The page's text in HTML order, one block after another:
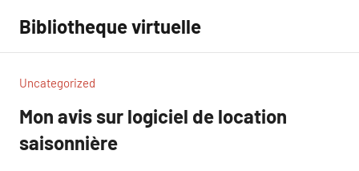
contenu
Bibliotheque virtuelle
Uncategorized
Mon avis sur logiciel de location
saisonnière